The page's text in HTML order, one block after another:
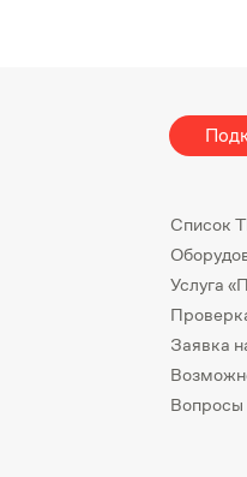
Список
Услуга
Заявка
Вопросы